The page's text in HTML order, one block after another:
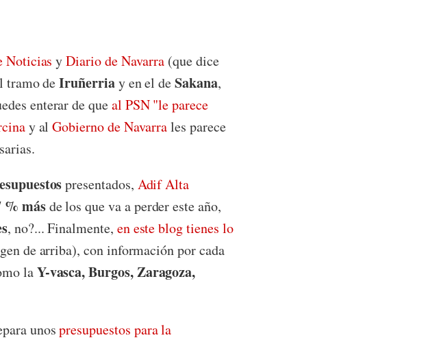
Noticias yDiario de Navarra (que dice
tramo deIruñerriay en el deSakana,
enterar de queal PSN "le parece
y alGobierno de Navarrales parece
presentados, Adif Alta
% másde los que va a perder este año,
, no?... Finalmente, en este blog tienes lo
de arriba), con información por cada
laY-vasca, Burgos, Zaragoza,
unospresupuestos para la